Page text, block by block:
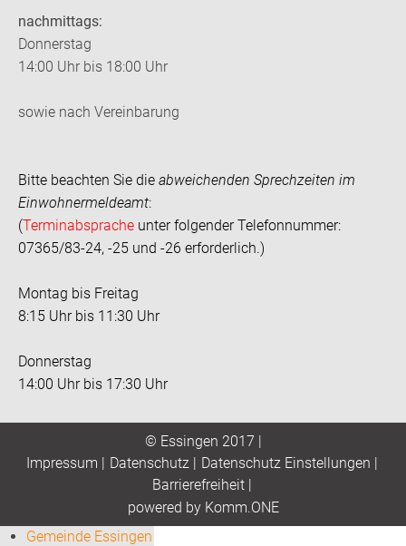
nachmittags:
Donnerstag
14:00 Uhr bis 18:00 Uhr
sowie nach Vereinbarung
Bitte beachten Sie die abweichenden Sprechzeiten im
Einwohnermeldeamt:
(Terminabsprache unter folgender Telefonnummer:
07365/83-24, -25 und -26 erforderlich.)
Montag bis Freitag
8:15 Uhr bis 11:30 Uhr
Donnerstag
14:00 Uhr bis 17:30 Uhr
© Essingen 2017 |
Impressum | Datenschutz| Datenschutz Einstellungen |
Barrierefreiheit|
powered by Komm.ONE
Gemeinde Essingen